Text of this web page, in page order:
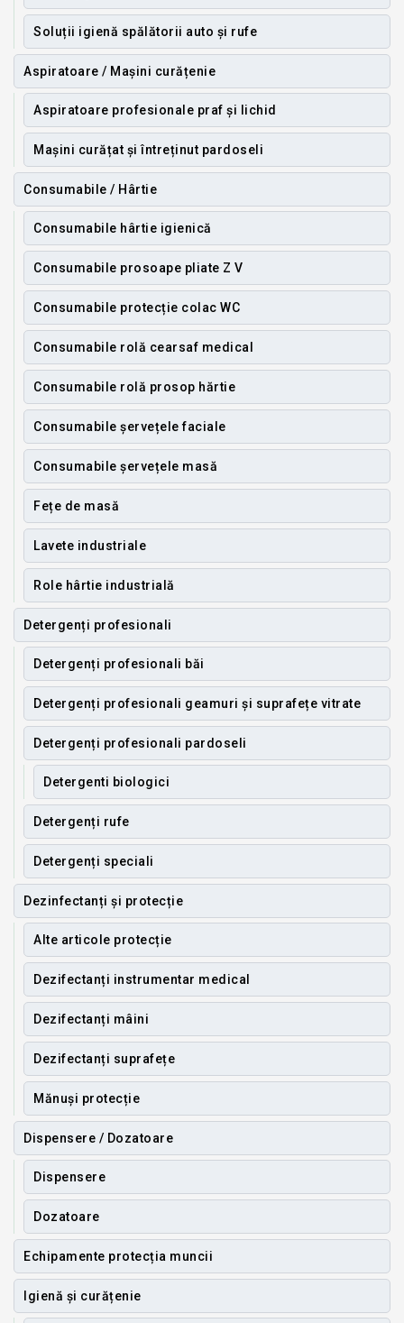
Soluții igienă spălătorii auto și rufe
Aspiratoare / Mașini curățenie
Aspiratoare profesionale praf și lichid
Mașini curățat și întreținut pardoseli
Consumabile / Hârtie
Consumabile hârtie igienică
Consumabile prosoape pliate Z V
Consumabile protecție colac WC
Consumabile rolă cearsaf medical
Consumabile rolă prosop hărtie
Consumabile șervețele faciale
Consumabile șervețele masă
Fețe de masă
Lavete industriale
Role hârtie industrială
Detergenți profesionali
Detergenți profesionali băi
Detergenți profesionali geamuri și suprafețe vitrate
Detergenți profesionali pardoseli
Detergenti biologici
Detergenți rufe
Detergenți speciali
Dezinfectanți și protecție
Alte articole protecție
Dezifectanți instrumentar medical
Dezifectanți mâini
Dezifectanți suprafețe
Mănuși protecție
Dispensere / Dozatoare
Dispensere
Dozatoare
Echipamente protecția muncii
Igienă și curățenie